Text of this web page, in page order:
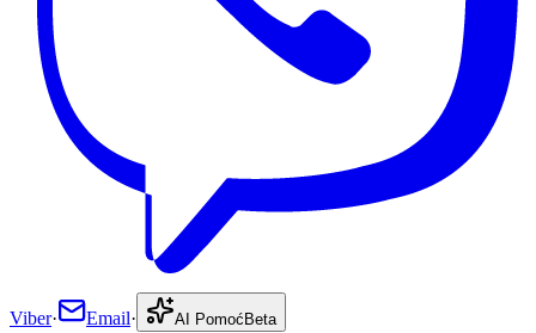
Viber· Email· AI Pomoć Beta